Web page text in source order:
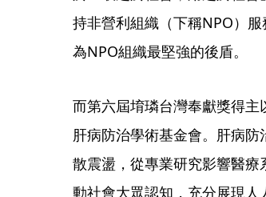
持非營利組織（下稱NPO）
為NPO組織最堅強的後盾。
而第六屆堉璘台灣奉獻獎得
肝病防治學術基金會。肝病
散震盪，從專業研究影響醫
動社會大眾認知，充分展現